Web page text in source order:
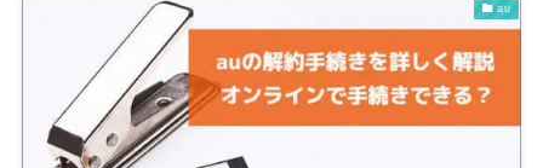
au